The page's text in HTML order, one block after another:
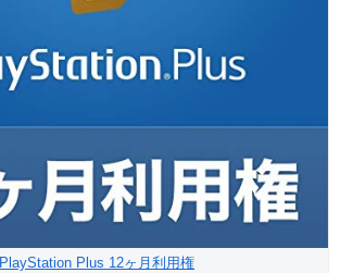
PlayStation Plus 12ヶ月利用権